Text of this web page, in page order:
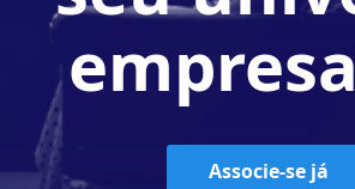
Associe-se já